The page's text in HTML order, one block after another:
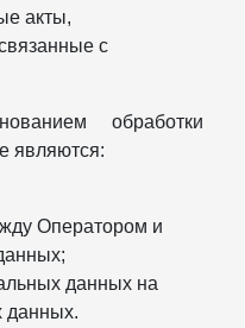
акты,
с
обработки
являются:
Оператором и
данных на
данных.